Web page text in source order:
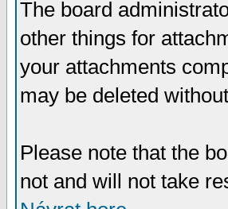
The board
other things for
your attachments
may be deleted
Please note that the
not and will not take